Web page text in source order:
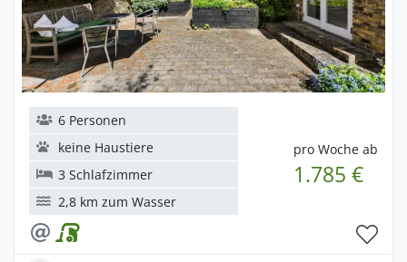
pro Woche ab
1.785 €
6 Personen
keine Haustiere
3 Schlafzimmer
2,8 km zum Wasser